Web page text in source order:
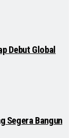
Debut Global
Segera Bangun